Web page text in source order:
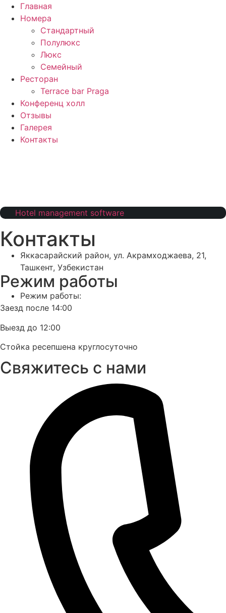
Главная
Номера
Стандартный
Полулюкс
Люкс
Семейный
Ресторан
Terrace bar Praga
Конференц холл
Отзывы
Галерея
Контакты
Hotel management software
Контакты
Яккасарайский район, ул. Акрамходжаева, 21,
Ташкент, Узбекистан
Режим работы
Режим работы:
Заезд после 14:00
Выезд до 12:00
Стойка ресепшена круглосуточно
Свяжитесь с нами